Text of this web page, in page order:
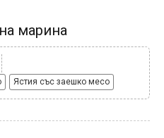
марина
Ястия със заешко месо